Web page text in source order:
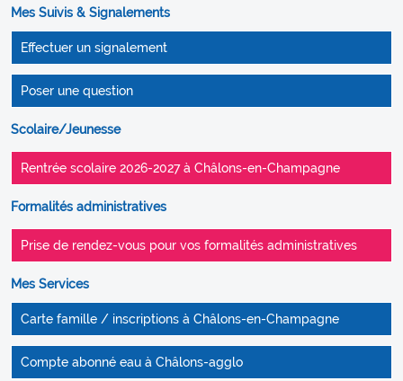
Mes Suivis & Signalements
Effectuer un signalement
Poser une question
Scolaire/Jeunesse
Rentrée scolaire 2026-2027 à Châlons-en-Champagne
Formalités administratives
Prise de rendez-vous pour vos formalités administratives
Mes Services
Carte famille / inscriptions à Châlons-en-Champagne
Compte abonné eau à Châlons-agglo